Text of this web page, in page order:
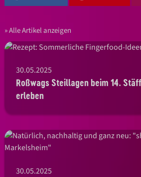
Alle Artikel anzeigen
30.05.2025
Roßwags Steillagen beim 14.
erleben
30.05.2025